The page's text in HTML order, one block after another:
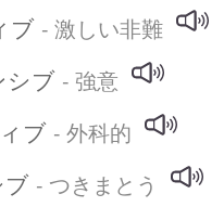
ブ - 激しい非難
シブ - 強意
ブ - 外科的
- つきまとう